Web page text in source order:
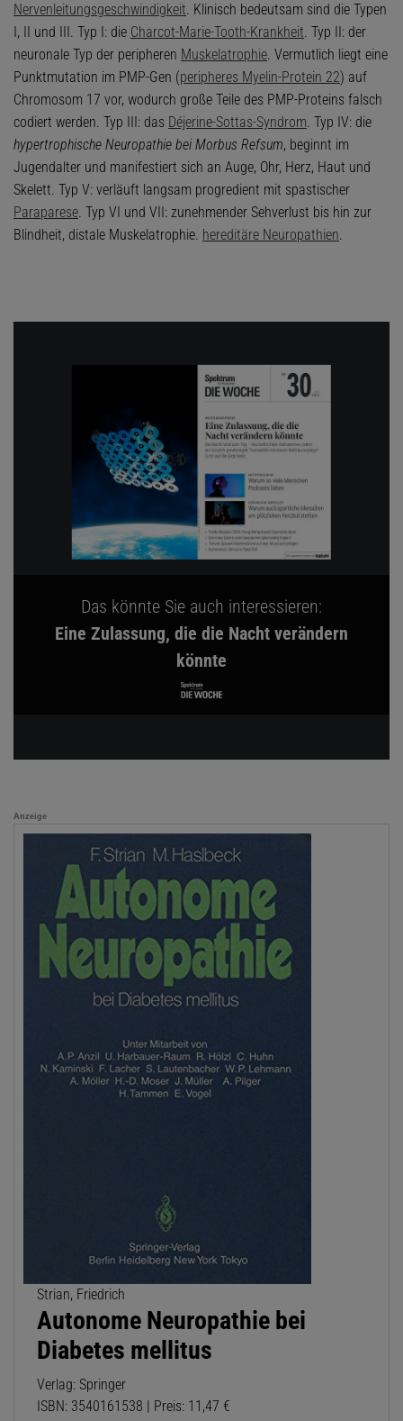
Nervenleitungsgeschwindigkeit. Klinisch bedeutsam sind die Typen
I, II und III. Typ I: die Charcot-Marie-Tooth-Krankheit. Typ II: der
neuronale Typ der peripheren Muskelatrophie. Vermutlich liegt eine
Punktmutation im PMP-Gen (peripheres Myelin-Protein 22) auf
Chromosom 17 vor, wodurch große Teile des PMP-Proteins falsch
codiert werden. Typ III: das Déjerine-Sottas-Syndrom. Typ IV: die
hypertrophische Neuropathie bei Morbus Refsum, beginnt im
Jugendalter und manifestiert sich an Auge, Ohr, Herz, Haut und
Skelett. Typ V: verläuft langsam progredient mit spastischer
Paraparese. Typ VI und VII: zunehmender Sehverlust bis hin zur
Blindheit, distale Muskelatrophie. hereditäre Neuropathien.
Das könnte Sie auch interessieren:
Eine Zulassung, die die Nacht verändern
könnte
Anzeige
Strian, Friedrich
Autonome Neuropathie bei
Diabetes mellitus
Verlag: Springer
ISBN: 3540161538 | Preis: 11,47 €